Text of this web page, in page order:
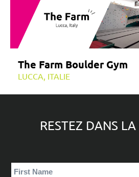
The Farm Boulder Gym
LUCCA, ITALIE
RESTEZ DANS